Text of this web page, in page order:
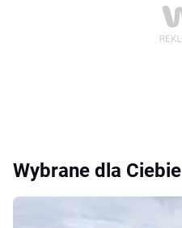
Wybrane dla Ciebie